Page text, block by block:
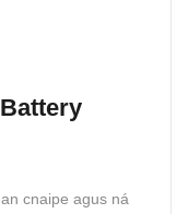
cnaipe agus ná